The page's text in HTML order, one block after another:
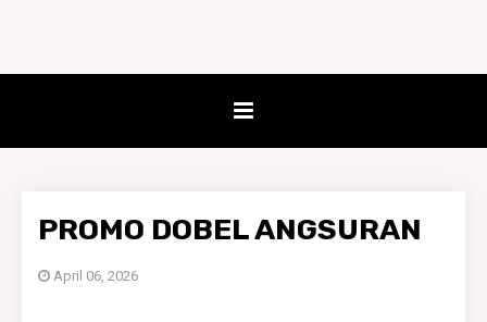
PROMO DOBEL ANGSURAN
April 06, 2026